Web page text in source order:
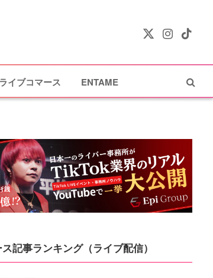
X
Instagram
TikTok
ライブコマース ENTAME
記事ランキング（ライブ配信）